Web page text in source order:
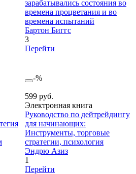
зарабатывались состояния во
времена процветания и во
времена испытаний
Бартон Биггс
3
Перейти
-%
599 руб.
Электронная книга
Руководство по дейтрейдингу
для начинающих:
Инструменты, торговые
стратегии, психология
Эндрю Азиз
1
Перейти